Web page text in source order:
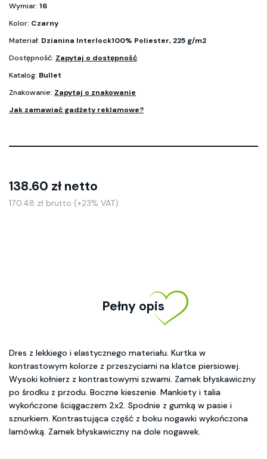
Wymiar: 16
Kolor: Czarny
Materiał: Dzianina Interlock100% Poliester, 225 g/m2
Dostępność: Zapytaj o dostępność
Katalog: Bullet
Znakowanie: Zapytaj o znakowanie
Jak zamawiać gadżety reklamowe?
138.60 zł netto
170.48 zł brutto (+23% VAT)
Pełny opis
Dres z lekkiego i elastycznego materiału. Kurtka w
kontrastowym kolorze z przeszyciami na klatce piersiowej.
Wysoki kołnierz z kontrastowymi szwami. Zamek błyskawiczny
po środku z przodu. Boczne kieszenie. Mankiety i talia
wykończone ściągaczem 2x2. Spodnie z gumką w pasie i
sznurkiem. Kontrastująca część z boku nogawki wykończona
lamówką. Zamek błyskawiczny na dole nogawek.